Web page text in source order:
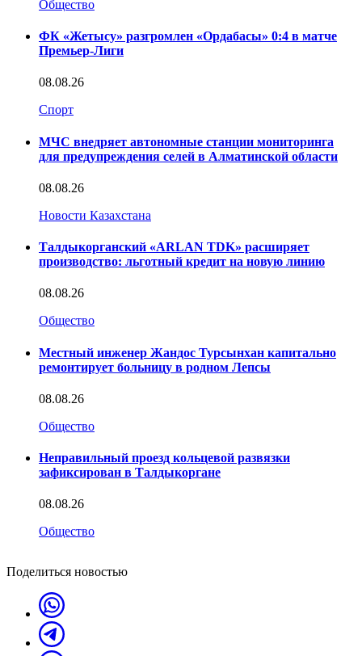
Общество
ФК «Жетысу» разгромлен «Ордабасы» 0:4 в матче
Премьер-Лиги
08.08.26
Спорт
МЧС внедряет автономные станции мониторинга
для предупреждения селей в Алматинской области
08.08.26
Новости Казахстана
Талдыкорганский «ARLAN TDK» расширяет
производство: льготный кредит на новую линию
08.08.26
Общество
Местный инженер Жандос Турсынхан капитально
ремонтирует больницу в родном Лепсы
08.08.26
Общество
Неправильный проезд кольцевой развязки
зафиксирован в Талдыкоргане
08.08.26
Общество
Поделиться новостью